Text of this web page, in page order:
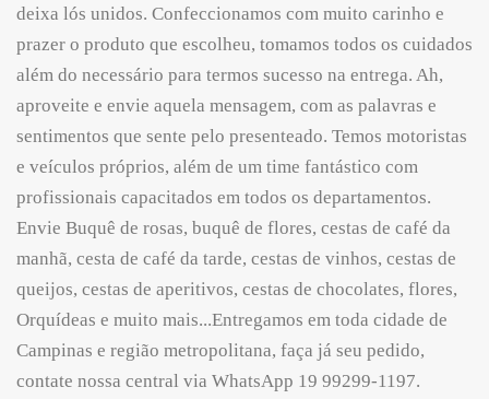
deixa lós unidos. Confeccionamos com muito carinho e
prazer o produto que escolheu, tomamos todos os cuidados
além do necessário para termos sucesso na entrega. Ah,
aproveite e envie aquela mensagem, com as palavras e
sentimentos que sente pelo presenteado. Temos motoristas
e veículos próprios, além de um time fantástico com
profissionais capacitados em todos os departamentos.
Envie Buquê de rosas, buquê de flores, cestas de café da
manhã, cesta de café da tarde, cestas de vinhos, cestas de
queijos, cestas de aperitivos, cestas de chocolates, flores,
Orquídeas e muito mais...Entregamos em toda cidade de
Campinas e região metropolitana, faça já seu pedido,
contate nossa central via WhatsApp 19 99299-1197.